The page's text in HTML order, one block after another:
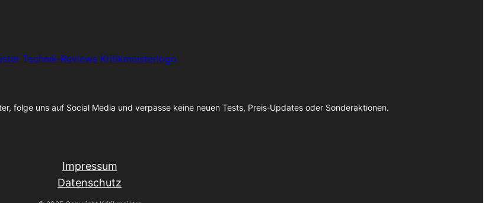
folge uns auf Social Media und verpasse keine neuen Tests, Preis‑Updates oder Sonderaktionen.
Impressum
Datenschutz